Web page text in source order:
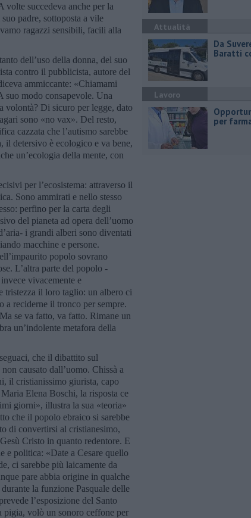
volte succedeva anche per la
padre, sottoposta a vile
ragazzi sensibili, facili alla
dell’uso della donna, del suo
contro il pubblicista, autore del
ammiccante: «Chiamami
suo modo consapevole. Una
volontà? Di sicuro per legge, dato
sono «no vax». Del resto,
cazzata che l’autismo sarebbe
il detersivo è ecologico e va bene,
un’ecologia della mente, con
per l’ecosistema: attraverso il
Sono ammirati e nello stesso
perfino per la carta degli
del pianeta ad opera dell’uomo
i grandi alberi sono diventati
macchine e persone.
popolo sovrano
L’altra parte del popolo -
vivacemente e
tristezza il loro taglio: un albero ci
a reciderne il tronco per sempre.
se va fatto, va fatto. Rimane un
un’indolente metafora della
che il dibattito sul
causato dall’uomo. Chissà a
il cristianissimo giurista, capo
Elena Boschi, la risposta ce
giorni», illustra la sua «teoria»
che il popolo ebraico si sarebbe
di convertirsi al cristianesimo,
Cristo in quanto redentore. E
e politica: «Date a Cesare quello
ci sarebbe più laicamente da
pare abbia origine in qualche
la funzione Pasquale delle
l’esposizione del Santo
pigia, volò un sonoro ceffone per
Attualità
Da
Baratti
Lavoro
per